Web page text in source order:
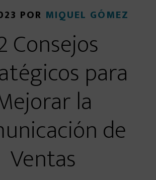
POR MIQUEL GÓMEZ
Consejos
para
la
de
Ventas